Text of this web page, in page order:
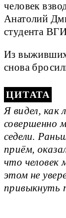
человек
Анатолий
студента
Из
снова
Я видел, как
совершенно
седели.
приём,
что человек
этом не
привыкнуть